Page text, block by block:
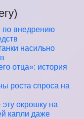
по внедрению
насильно
отца»: история
роста спроса на
окрошку на
капли даже